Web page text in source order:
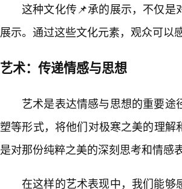
这种文化传📌承的展示，不仅
展示。通过这些文化元素，观众可以
艺术：传递情感与思想
艺术是表达情感与思想的重要
塑等形式，将他们对极寒之美的理
是对那份纯粹之美的深刻思考和情感
在这样的艺术表现中，我们能